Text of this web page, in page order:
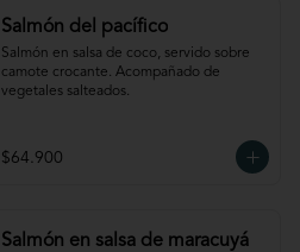
Salmón del pacífico
Salmón en salsa de coco, servido sobre
camote crocante. Acompañado de
vegetales salteados.
$64.900
Salmón en salsa de maracuyá